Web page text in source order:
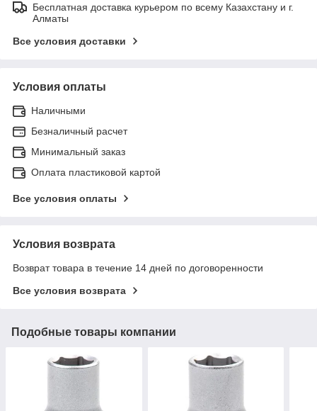
Бесплатная доставка курьером по всему Казахстану и г.
Алматы
Все условия доставки
Условия оплаты
Наличными
Безналичный расчет
Минимальный заказ
Оплата пластиковой картой
Все условия оплаты
Условия возврата
Возврат товара в течение 14 дней по договоренности
Все условия возврата
Подобные товары компании